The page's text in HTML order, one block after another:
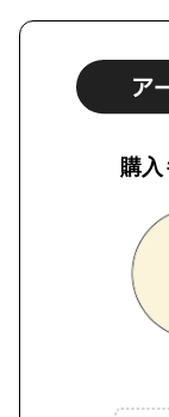
購入